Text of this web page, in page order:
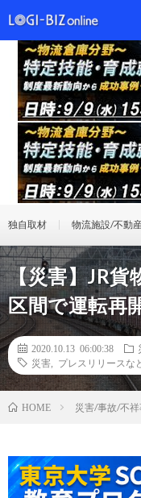
独自取材 物流施設/不動
【災害】JR貨
区間で運転再
2020.10.13 06:00:38
災害
プレスリリースな
HOME 災害/事故/不